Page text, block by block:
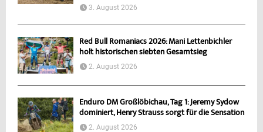
3. August 2026
Red Bull Romaniacs 2026: Mani Lettenbichler
holt historischen siebten Gesamtsieg
2. August 2026
Enduro DM Großlöbichau, Tag 1: Jeremy Sydow
dominiert, Henry Strauss sorgt für die Sensation
2. August 2026